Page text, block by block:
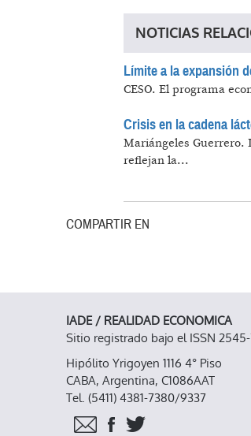
NOTICIAS
Límite a la expansión
CESO. El programa
Crisis en la cadena
Mariángeles Guerrero.
reflejan la...
COMPARTIR EN
IADE / REALIDAD ECONOMICA
Sitio registrado bajo el ISSN
Hipólito Yrigoyen 1116 4° Piso
CABA, Argentina, C1086AAT
Tel. (5411) 4381-7380/9337